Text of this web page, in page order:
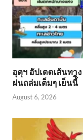
อุตุฯ อัปเดตเส้นทา
ฝนถล่มเต็มๆ เย็นนี้ิ
August 6, 2026